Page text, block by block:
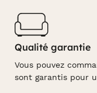
Qualité garantie
Vous pouvez
sont garantis pour